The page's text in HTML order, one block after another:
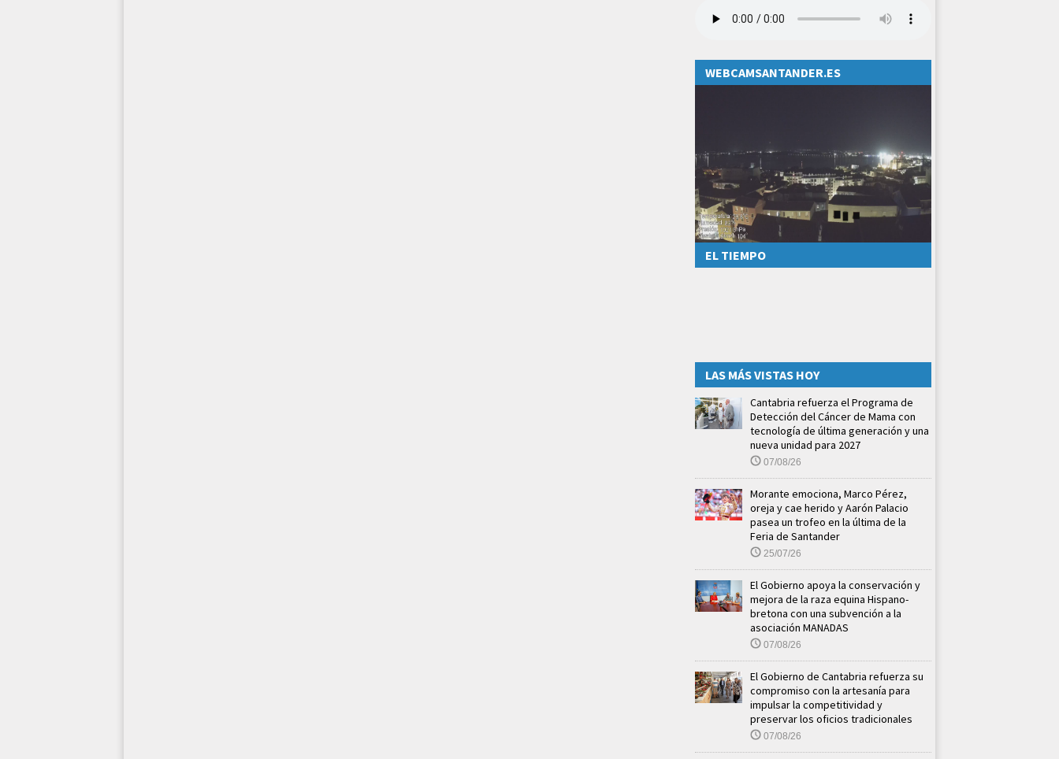
WEBCAMSANTANDER.ES
EL TIEMPO
LAS MÁS VISTAS HOY
Cantabria refuerza el Programa de
Detección del Cáncer de Mama con
tecnología de última generación y una
nueva unidad para 2027
07/08/26
Morante emociona, Marco Pérez,
oreja y cae herido y Aarón Palacio
pasea un trofeo en la última de la
Feria de Santander
25/07/26
El Gobierno apoya la conservación y
mejora de la raza equina Hispano-
bretona con una subvención a la
asociación MANADAS
07/08/26
El Gobierno de Cantabria refuerza su
compromiso con la artesanía para
impulsar la competitividad y
preservar los oficios tradicionales
07/08/26